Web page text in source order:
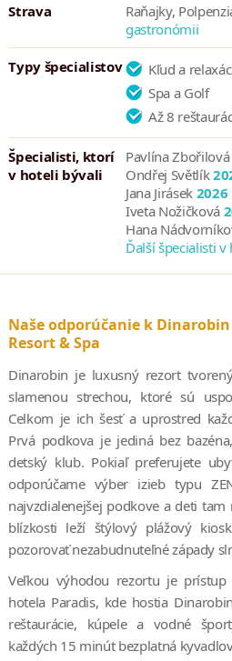
Strava Raňajky,
gastronómii
Typy špecialistov
Kľud a
Spa a Golf
Až 8
Špecialisti, ktorí
v hoteli bývali
Pavlína Zbořilová
Ondřej Světlík
Jana Jirásek 2026
Iveta Nožičková
Hana
Ďalší špecialisti v
Naše odporúčanie k
Resort & Spa
Dinarobin je luxusný rezort
slamenou strechou, ktoré sú
Celkom je ich šesť a uprostred
Prvá podkova je jediná bez
detský klub. Pokiaľ preferujete
odporúčame výber izieb typu
najvzdialenejšej podkove a deti
blízkosti leží štýlový plážový
pozorovať nezabudnuteľné západy
Veľkou výhodou rezortu je prístup
hotela Paradis, kde hostia
reštaurácie, kúpele a vodné
každých 15 minút bezplatná